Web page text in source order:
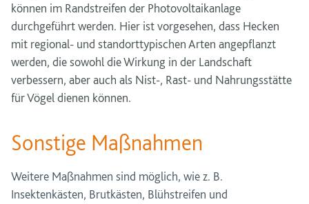
können im Randstreifen der Photovoltaikanlage
durchgeführt werden. Hier ist vorgesehen, dass Hecken
mit regional- und standorttypischen Arten angepflanzt
werden, die sowohl die Wirkung in der Landschaft
verbessern, aber auch als Nist-, Rast- und Nahrungsstätte
für Vögel dienen können.
Sonstige Maßnahmen
Weitere Maßnahmen sind möglich, wie z. B.
Insektenkästen, Brutkästen, Blühstreifen und